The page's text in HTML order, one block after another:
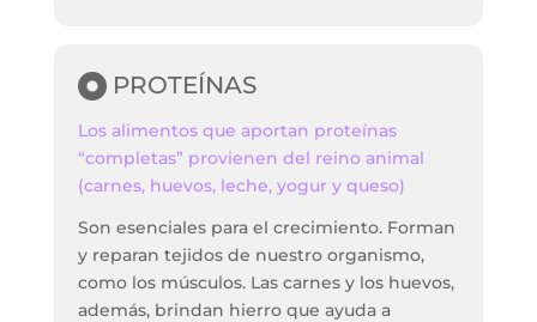
PROTEÍNAS
Los alimentos que aportan proteínas
“completas” provienen del reino animal
(carnes, huevos, leche, yogur y queso)
Son esenciales para el crecimiento. Forman
y reparan tejidos de nuestro organismo,
como los músculos. Las carnes y los huevos,
además, brindan hierro que ayuda a